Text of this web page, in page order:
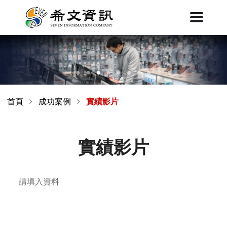
首頁 成功案例 實績影片
實績影片
請填入資料